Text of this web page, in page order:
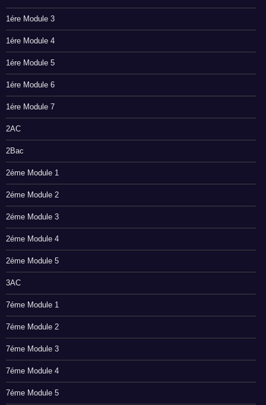
1ére Module 3
1ére Module 4
1ére Module 5
1ére Module 6
1ére Module 7
2AC
2Bac
2éme Module 1
2éme Module 2
2éme Module 3
2éme Module 4
2éme Module 5
3AC
7éme Module 1
7éme Module 2
7éme Module 3
7éme Module 4
7éme Module 5